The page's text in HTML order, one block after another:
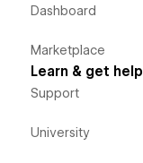
Dashboard
Marketplace
Learn & get help
Support
University